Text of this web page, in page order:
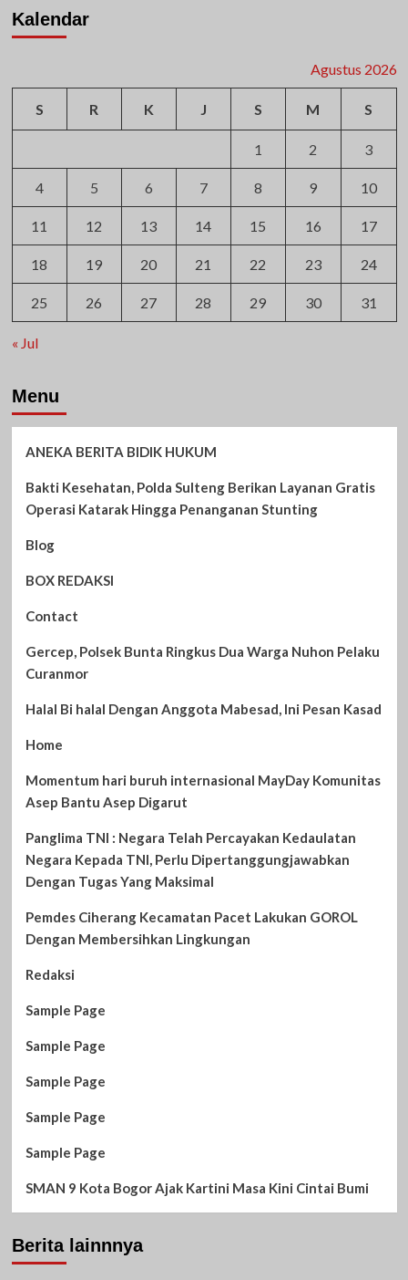
Kalendar
Agustus 2026
S R K J S M S
1 2 3
4 5 6 7 8 9 10
11 12 13 14 15 16 17
18 19 20 21 22 23 24
25 26 27 28 29 30 31
« Jul
Menu
ANEKA BERITA BIDIK HUKUM
Bakti Kesehatan, Polda Sulteng Berikan Layanan Gratis
Operasi Katarak Hingga Penanganan Stunting
Blog
BOX REDAKSI
Contact
Gercep, Polsek Bunta Ringkus Dua Warga Nuhon Pelaku
Curanmor
Halal Bi halal Dengan Anggota Mabesad, Ini Pesan Kasad
Home
Momentum hari buruh internasional MayDay Komunitas
Asep Bantu Asep Digarut
Panglima TNI : Negara Telah Percayakan Kedaulatan
Negara Kepada TNI, Perlu Dipertanggungjawabkan
Dengan Tugas Yang Maksimal
Pemdes Ciherang Kecamatan Pacet Lakukan GOROL
Dengan Membersihkan Lingkungan
Redaksi
Sample Page
Sample Page
Sample Page
Sample Page
Sample Page
SMAN 9 Kota Bogor Ajak Kartini Masa Kini Cintai Bumi
Berita lainnnya